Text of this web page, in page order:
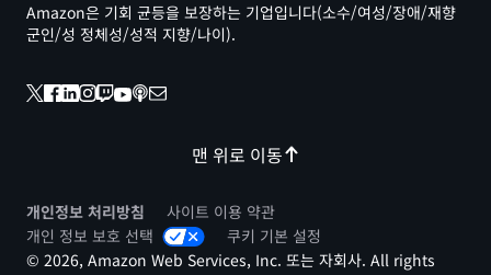
맨 위로 이동
Amazon은 기회 균등을 보장하는 기업입니다(소수/여성/장애/재향
군인/성 정체성/성적 지향/나이).
개인정보 처리방침
사이트 이용 약관
개인 정보 보호 선택
쿠키 기본 설정
© 2026, Amazon Web Services, Inc. 또는 자회사. All rights